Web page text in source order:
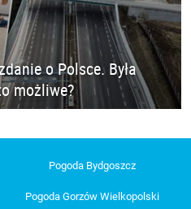
o Polsce. Była
możliwe?
Pogoda Bydgoszcz
Pogoda Gorzów Wielkopolski